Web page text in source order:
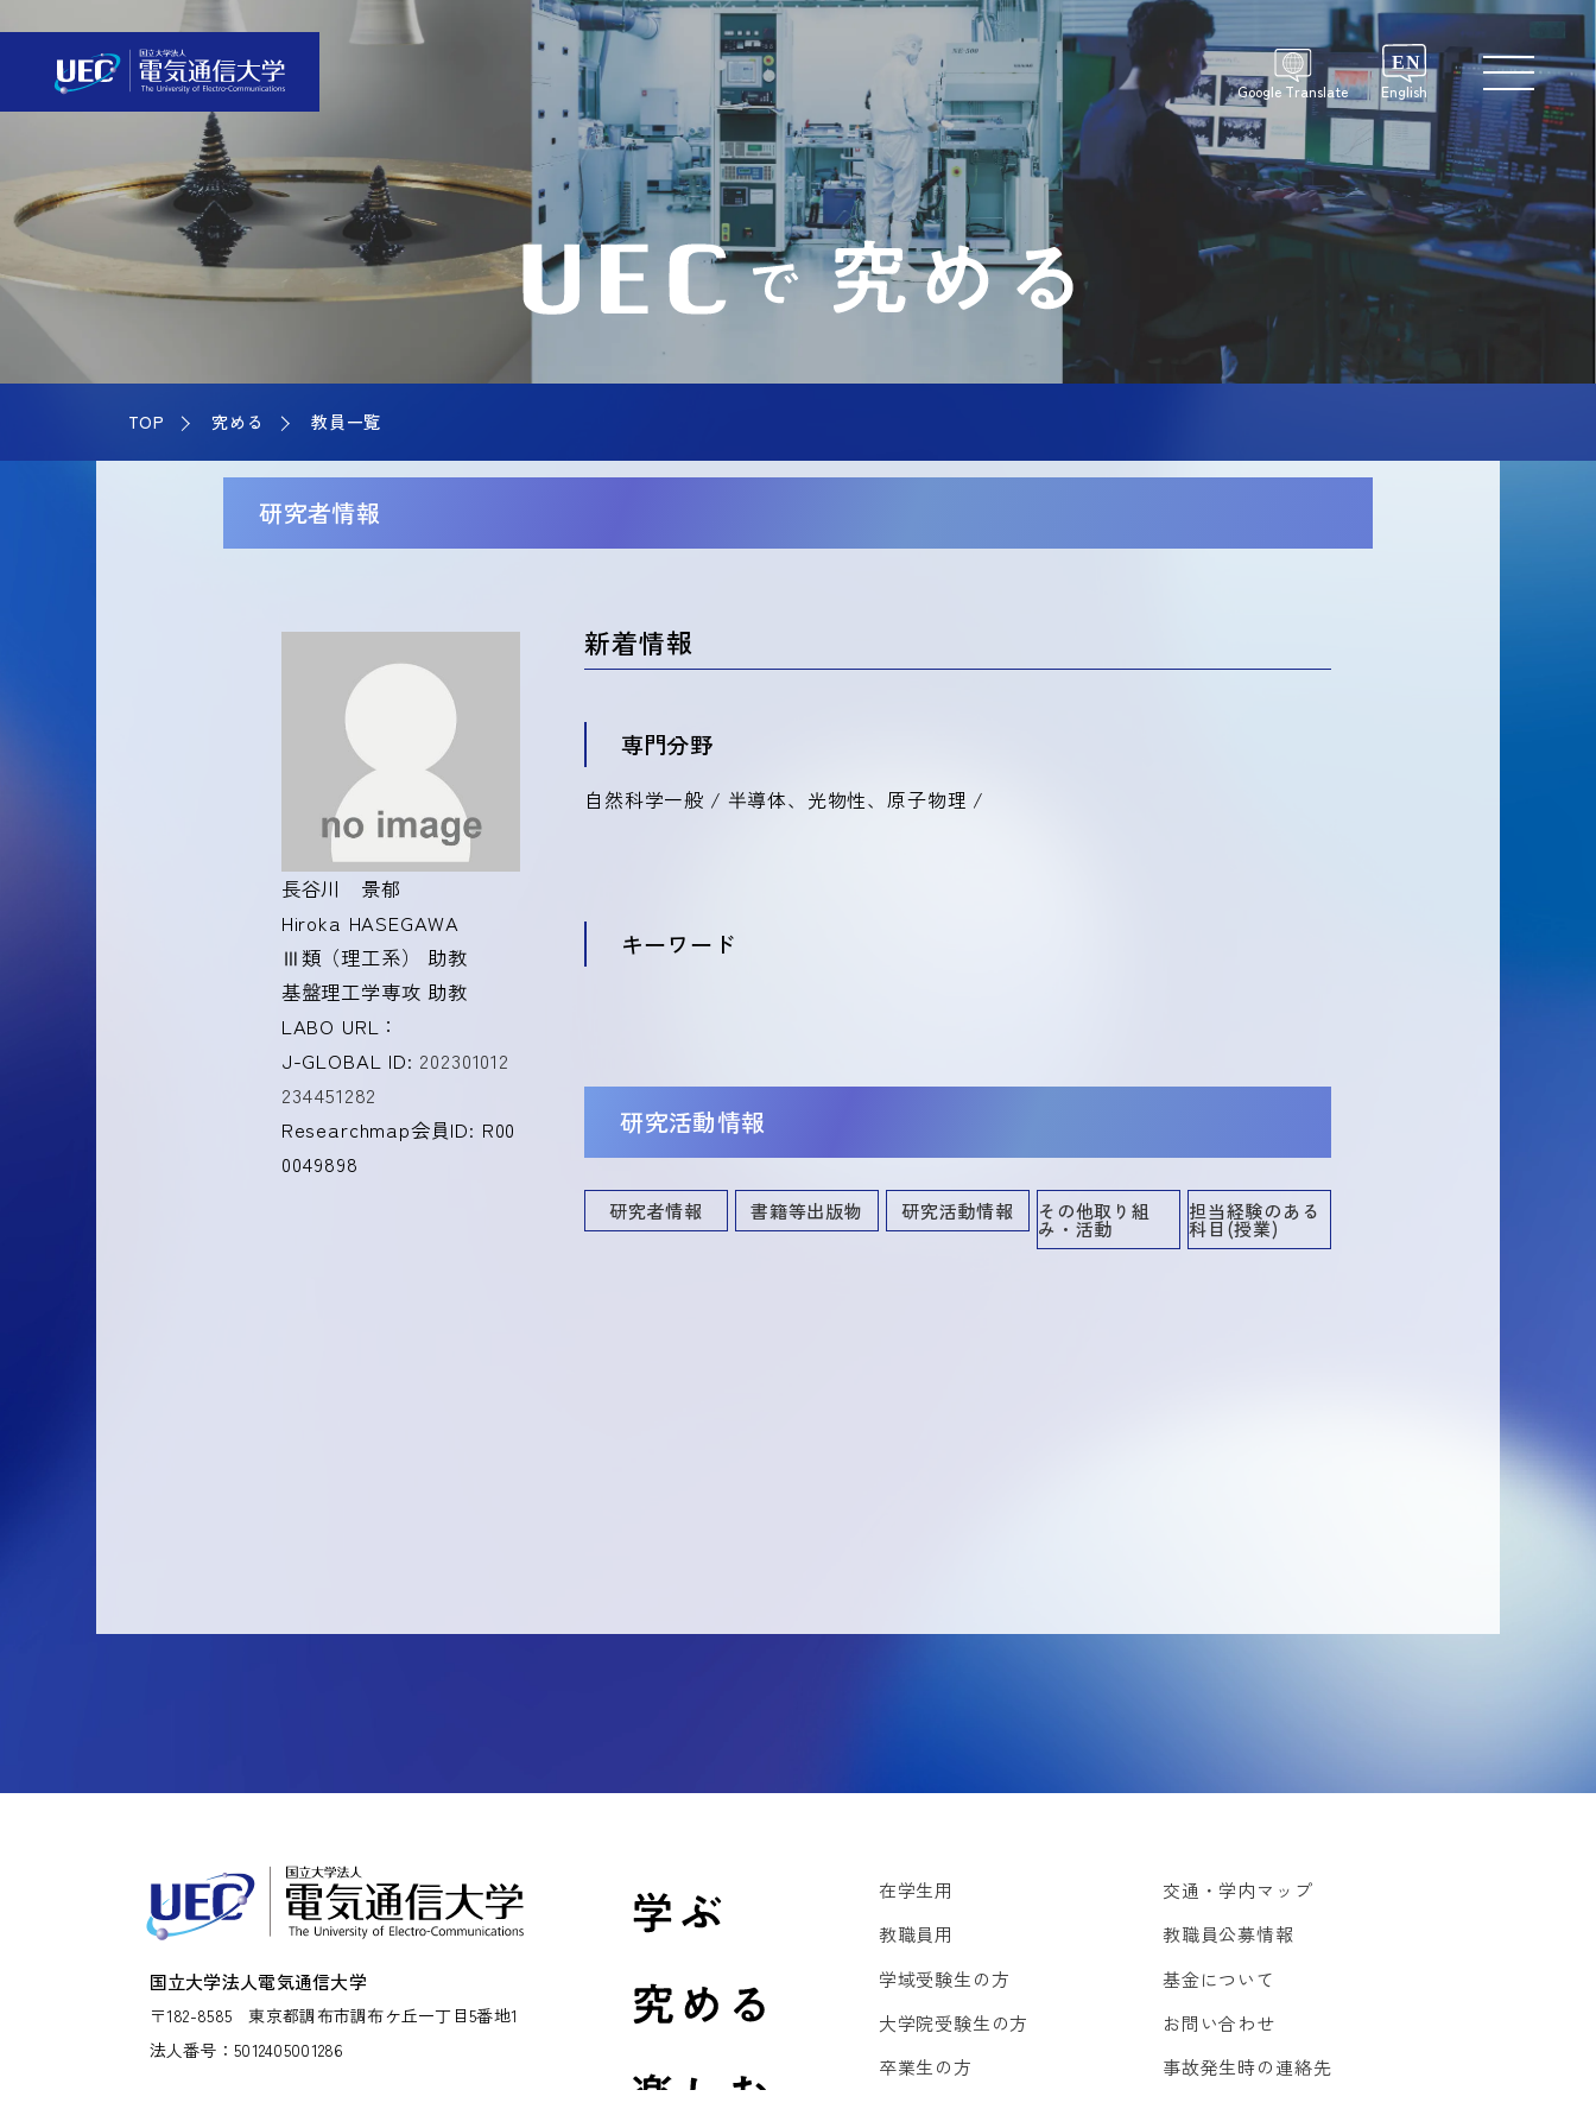
Google Translate English
TOP 究める 教員一覧
研究者情報
長谷川 景郁
Hiroka HASEGAWA
Ⅲ類（理工系） 助教
基盤理工学専攻 助教
LABO URL：
J-GLOBAL ID: 202301012
234451282
Researchmap会員ID: R00
0049898
新着情報
専門分野
自然科学一般 / 半導体、光物性、原子物理 /
キーワード
研究活動情報
研究者情報 書籍等出版物 研究活動情報 その他取り組
み・活動
担当経験のある
科目(授業)
国立大学法人電気通信大学
〒182-8585 東京都調布市調布ケ丘一丁目5番地1
法人番号：5012405001286
在学生用
教職員用
学域受験生の方
大学院受験生の方
卒業生の方
交通・学内マップ
教職員公募情報
基金について
お問い合わせ
事故発生時の連絡先